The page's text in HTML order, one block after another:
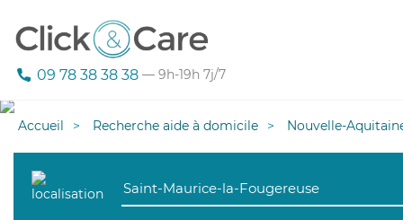
09 78 38 38 38 — 9h-19h 7j/7
Accueil Recherche aide à domicile Nouvelle-